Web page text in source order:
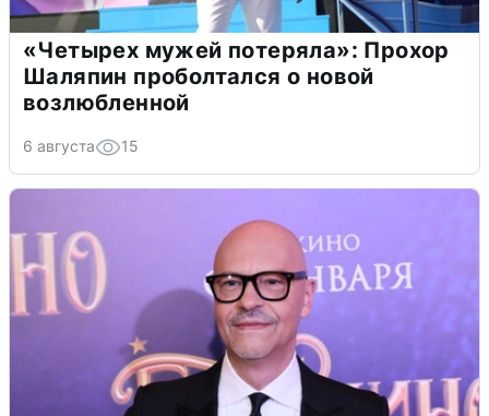
«Четырех мужей потеряла»: Прохор
Шаляпин проболтался о новой
возлюбленной
6 августа 15